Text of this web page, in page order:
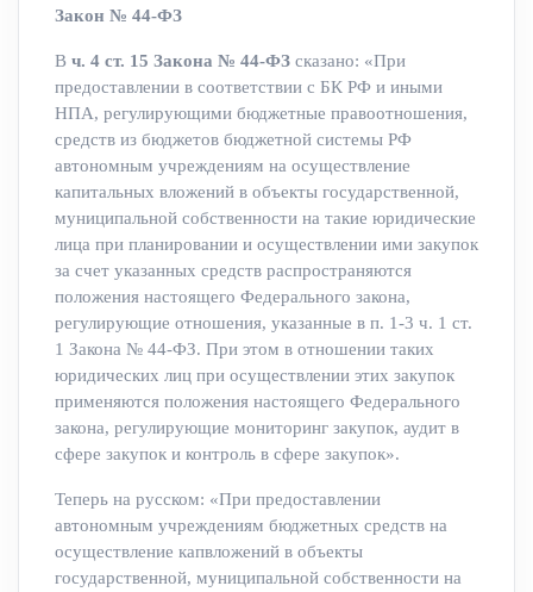
Закон № 44-ФЗ
В ч. 4 ст. 15 Закона № 44-ФЗ сказано: «При
предоставлении в соответствии с БК РФ и иными
НПА, регулирующими бюджетные правоотношения,
средств из бюджетов бюджетной системы РФ
автономным учреждениям на осуществление
капитальных вложений в объекты государственной,
муниципальной собственности на такие юридические
лица при планировании и осуществлении ими закупок
за счет указанных средств распространяются
положения настоящего Федерального закона,
регулирующие отношения, указанные в п. 1-3 ч. 1 ст.
1 Закона № 44-ФЗ. При этом в отношении таких
юридических лиц при осуществлении этих закупок
применяются положения настоящего Федерального
закона, регулирующие мониторинг закупок, аудит в
сфере закупок и контроль в сфере закупок».
Теперь на русском: «При предоставлении
автономным учреждениям бюджетных средств на
осуществление капвложений в объекты
государственной, муниципальной собственности на